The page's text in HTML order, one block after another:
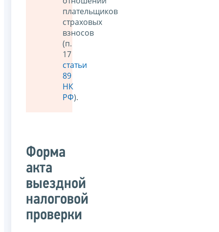
плательщиков
страховых
взносов
(п.
17
статьи
89
НК
РФ).
Форма
акта
выездной
налоговой
проверки